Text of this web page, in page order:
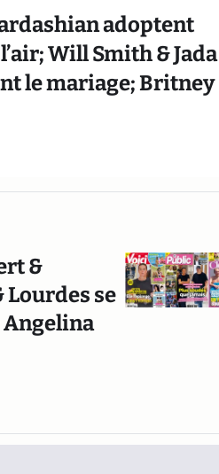
adoptent
Will Smith & Jada
le mariage; Britney
&
Lourdes se
Angelina